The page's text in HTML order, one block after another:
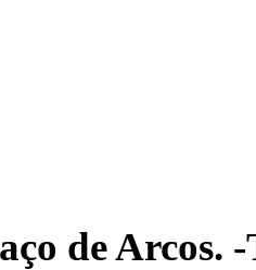
de Arcos.